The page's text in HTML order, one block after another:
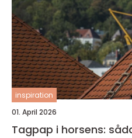
inspiration
01. April 2026
Tagpap i horsens: